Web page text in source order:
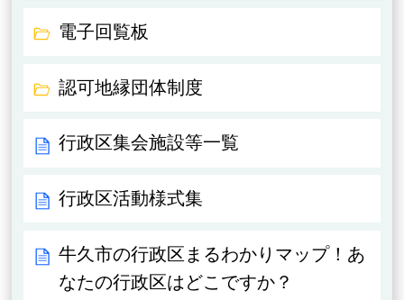
電子回覧板
認可地縁団体制度
行政区集会施設等一覧
行政区活動様式集
牛久市の行政区まるわかりマップ！あ
なたの行政区はどこですか？